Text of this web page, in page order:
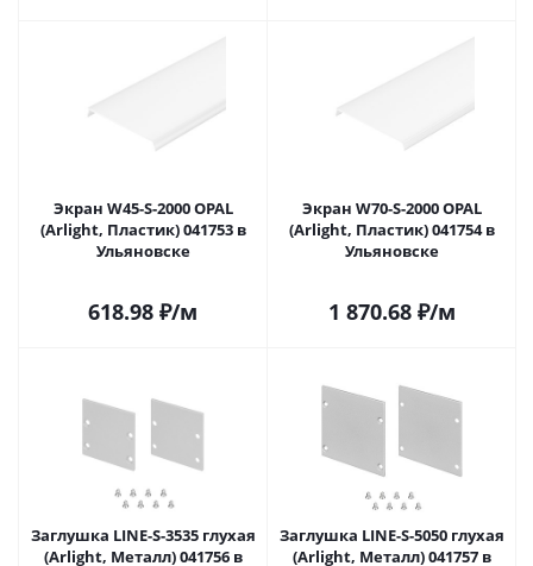
Экран W45-S-2000 OPAL
(Arlight, Пластик) 041753 в
Ульяновске
618.98 ₽/м
Экран W70-S-2000 OPAL
(Arlight, Пластик) 041754 в
Ульяновске
1 870.68₽/м
Заглушка LINE-S-3535 глухая
(Arlight, Металл) 041756 в
Заглушка LINE-S-5050 глухая
(Arlight, Металл) 041757 в